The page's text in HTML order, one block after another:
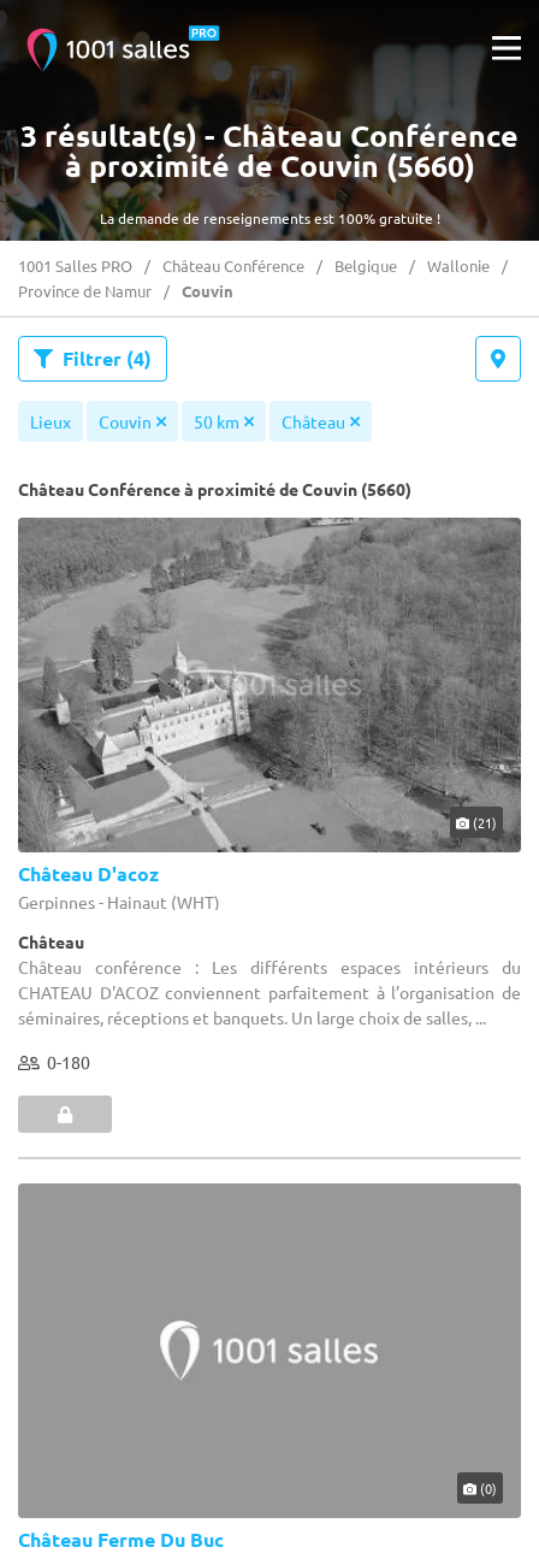
La demande de renseignements est 100% gratuite !
3 résultat(s) - Château Conférence
à proximité de Couvin (5660)
1001 Salles PRO Château Conférence Belgique
Wallonie
Province de Namur
Couvin
Filtrer (4)
Lieux Couvin 50 km Château
Château Conférence à proximité de Couvin (5660)
(21)
Château D'acoz
Gerpinnes - Hainaut (WHT)
Château
Château conférence : Les différents espaces intérieurs du
CHATEAU D'ACOZ conviennent parfaitement à l’organisation de
séminaires, réceptions et banquets. Un large choix de salles, ...
0-180
(0)
Château Ferme Du Buc